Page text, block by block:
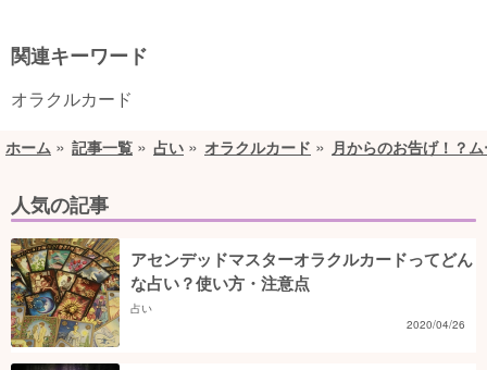
関連キーワード
オラクルカード
ホーム 記事一覧 占い オラクルカード 月からのお告げ！？
人気の記事
アセンデッドマスターオラクルカードってどん
な占い？使い方・注意点
占い
2020/04/26